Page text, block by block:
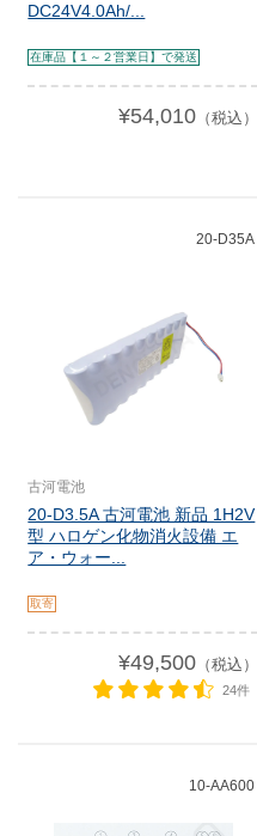
DC24V4.0Ah/...
在庫品【１～２営業日】で発送
¥54,010（税込）
20-D35A
古河電池
20-D3.5A 古河電池 新品 1H2V
型 ハロゲン化物消火設備 エ
ア・ウォー...
取寄
¥49,500（税込）
24件
10-AA600